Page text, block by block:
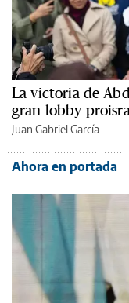
La victoria de
gran lobby
Juan Gabriel García
Ahora en portada